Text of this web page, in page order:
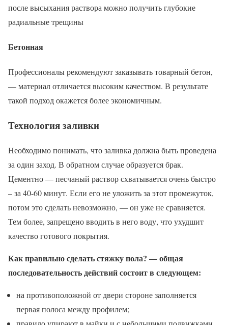
после высыхания раствора можно получить глубокие
радиальные трещины
Бетонная
Профессионалы рекомендуют заказывать товарный бетон,
— материал отличается высоким качеством. В результате
такой подход окажется более экономичным.
Технология заливки
Необходимо понимать, что заливка должна быть проведена
за один заход. В обратном случае образуется брак.
Цементно — песчаный раствор схватывается очень быстро
– за 40-60 минут. Если его не уложить за этот промежуток,
потом это сделать невозможно, — он уже не сравняется.
Тем более, запрещено вводить в него воду, что ухудшит
качество готового покрытия.
Как правильно сделать стяжку пола? — общая
последовательность действий состоит в следующем:
на противоположной от двери стороне заполняется
первая полоса между профилем;